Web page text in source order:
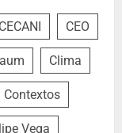
CECANI CEO
Clima
Contextos
Vega